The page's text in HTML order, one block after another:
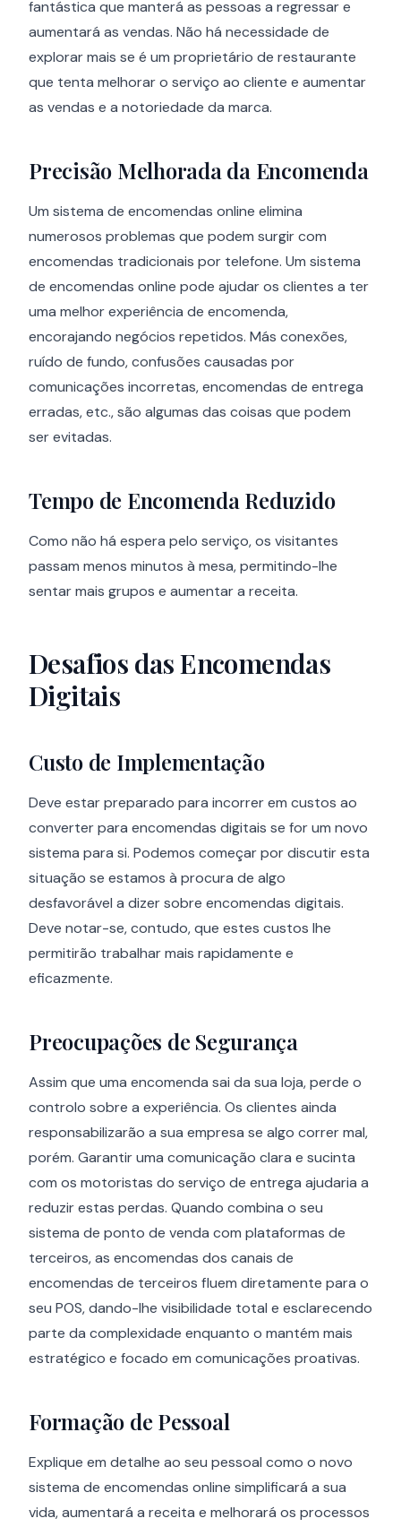
fantástica que manterá as pessoas a regressar e
aumentará as vendas. Não há necessidade de
explorar mais se é um proprietário de restaurante
que tenta melhorar o serviço ao cliente e aumentar
as vendas e a notoriedade da marca.
Precisão Melhorada da Encomenda
Um sistema de encomendas online elimina
numerosos problemas que podem surgir com
encomendas tradicionais por telefone. Um sistema
de encomendas online pode ajudar os clientes a ter
uma melhor experiência de encomenda,
encorajando negócios repetidos. Más conexões,
ruído de fundo, confusões causadas por
comunicações incorretas, encomendas de entrega
erradas, etc., são algumas das coisas que podem
ser evitadas.
Tempo de Encomenda Reduzido
Como não há espera pelo serviço, os visitantes
passam menos minutos à mesa, permitindo-lhe
sentar mais grupos e aumentar a receita.
Desafios das Encomendas
Digitais
Custo de Implementação
Deve estar preparado para incorrer em custos ao
converter para encomendas digitais se for um novo
sistema para si. Podemos começar por discutir esta
situação se estamos à procura de algo
desfavorável a dizer sobre encomendas digitais.
Deve notar-se, contudo, que estes custos lhe
permitirão trabalhar mais rapidamente e
eficazmente.
Preocupações de Segurança
Assim que uma encomenda sai da sua loja, perde o
controlo sobre a experiência. Os clientes ainda
responsabilizarão a sua empresa se algo correr mal,
porém. Garantir uma comunicação clara e sucinta
com os motoristas do serviço de entrega ajudaria a
reduzir estas perdas. Quando combina o seu
sistema de ponto de venda com plataformas de
terceiros, as encomendas dos canais de
encomendas de terceiros fluem diretamente para o
seu POS, dando-lhe visibilidade total e esclarecendo
parte da complexidade enquanto o mantém mais
estratégico e focado em comunicações proativas.
Formação de Pessoal
Explique em detalhe ao seu pessoal como o novo
sistema de encomendas online simplificará a sua
vida, aumentará a receita e melhorará os processos